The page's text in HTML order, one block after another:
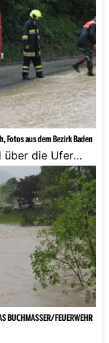
Fotos aus dem Bezirk Baden
über die Ufer
BUCHMASSER/FEUERWEHR